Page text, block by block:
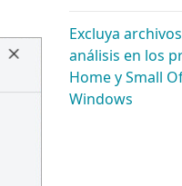
Excluya
análisis en los
Home y Small
Windows